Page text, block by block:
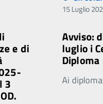
e di
3
15 Luglio
Avviso:
luglio i
Diploma
Ai